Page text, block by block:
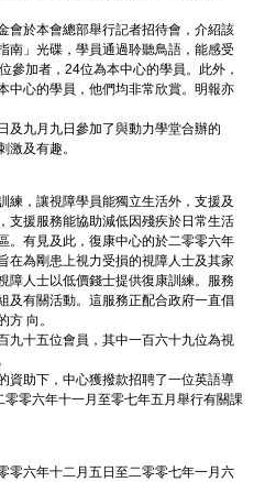
會於本會總部舉行記者招待會，介紹該
南」光碟，學員通過聆聽鳥語，能感受
參加者，24位為本中心的學員。此外，
中心的學員，他們均非常欣賞。明報亦
及九月九日參加了與動力學堂合辦的
激及有趣。
練，讓視障學員能獨立生活外，支援及
支援服務能協助減低因殘疾於日常生活
。有見及此，復康中心的於二零零六年
在為剛患上視力受損的視障人士及其家
障人士以低價錢士提供復康訓練。服務
及有關活動。這服務正配合政府一直倡
方 向。
九十五位會員，其中一百六十九位為視
資助下，中心獲撥款招聘了一位英語導
零六年十一月至零七年五月舉行有關課
零六年十二月五日至二零零七年一月六